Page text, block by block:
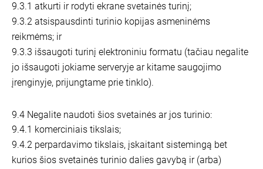
9.3.1 atkurti ir rodyti ekrane svetainės turinį;
9.3.2 atsispausdinti turinio kopijas asmeninėms
reikmėms; ir
9.3.3 išsaugoti turinį elektroniniu formatu (tačiau negalite
jo išsaugoti jokiame serveryje ar kitame saugojimo
įrenginyje, prijungtame prie tinklo).
9.4 Negalite naudoti šios svetainės ar jos turinio:
9.4.1 komerciniais tikslais;
9.4.2 perpardavimo tikslais, įskaitant sistemingą bet
kurios šios svetainės turinio dalies gavybą ir (arba)